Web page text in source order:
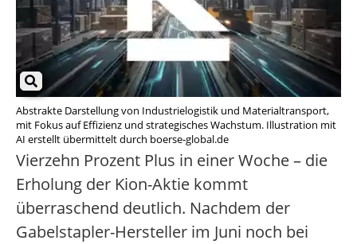
Abstrakte Darstellung von Industrielogistik und Materialtransport,
mit Fokus auf Effizienz und strategisches Wachstum. Illustration mit
AI erstellt übermittelt durch boerse-global.de
Vierzehn Prozent Plus in einer Woche – die
Erholung der Kion-Aktie kommt
überraschend deutlich. Nachdem der
Gabelstapler-Hersteller im Juni noch bei